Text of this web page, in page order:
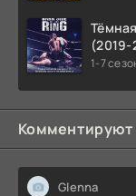
1-7
Комментируют
Glenna